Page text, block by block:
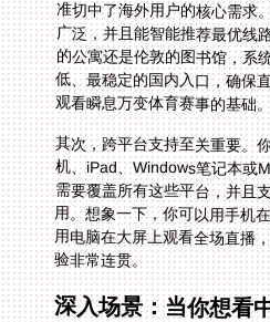
观看瞬息万变体育赛事的基础。
其次，跨平台支持至关重要。
机、iPad、Windows笔记本或
需要覆盖所有这些平台，并
用。想象一下，你可以用手机
用电脑在大屏上观看全场直播
验非常连贯。
深入场景：当你想看